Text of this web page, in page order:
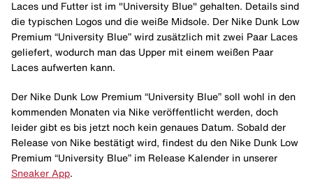
Laces und Futter ist im "University Blue" gehalten. Details sind
die typischen Logos und die weiße Midsole. Der Nike Dunk Low
Premium “University Blue” wird zusätzlich mit zwei Paar Laces
geliefert, wodurch man das Upper mit einem weißen Paar
Laces aufwerten kann.
Der Nike Dunk Low Premium “University Blue” soll wohl in den
kommenden Monaten via Nike veröffentlicht werden, doch
leider gibt es bis jetzt noch kein genaues Datum. Sobald der
Release von Nike bestätigt wird, findest du den Nike Dunk Low
Premium “University Blue” im Release Kalender in unserer
Sneaker App